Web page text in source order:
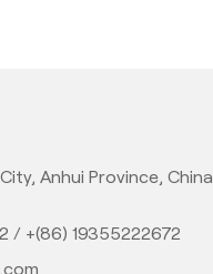
Anhui Province, China
/ +(86) 19355222672